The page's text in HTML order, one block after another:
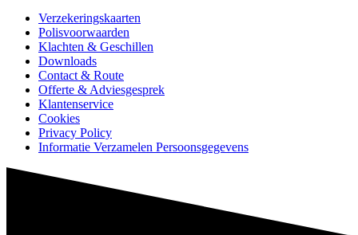
Verzekeringskaarten
Polisvoorwaarden
Klachten & Geschillen
Downloads
Contact & Route
Offerte & Adviesgesprek
Klantenservice
Cookies
Privacy Policy
Informatie Verzamelen Persoonsgegevens